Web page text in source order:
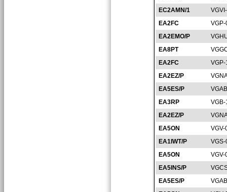
EC2AMN/1
EA2FC
EA2EMO/P
EA8PT
EA2FC
VGP-
EA2EZ/P
EA5ES/P
EA3RP
EA2EZ/P
EA5ON
VGV-
EA1IWT/P
EA5ON
VGV-
EA5INS/P
EA5ES/P